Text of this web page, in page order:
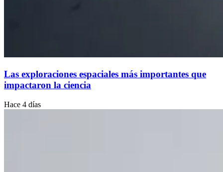
Las exploraciones espaciales más importantes que
impactaron la ciencia
Hace 4 días